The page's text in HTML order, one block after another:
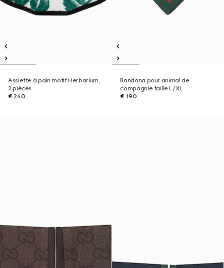
Assiette à pain motif Herbarium,
2 pièces
€ 240
Bandana pour animal de
compagnie taille L/XL
€ 190